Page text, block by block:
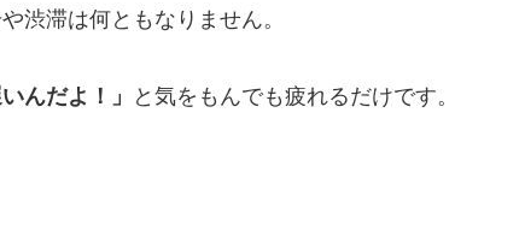
渋滞は何ともなりません。
んだよ！」 と気をもんでも疲れるだけです。